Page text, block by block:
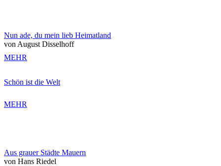
Nun ade, du mein lieb Heimatland
von August Disselhoff
MEHR
Schön ist die Welt
MEHR
Aus grauer Städte Mauern
von Hans Riedel